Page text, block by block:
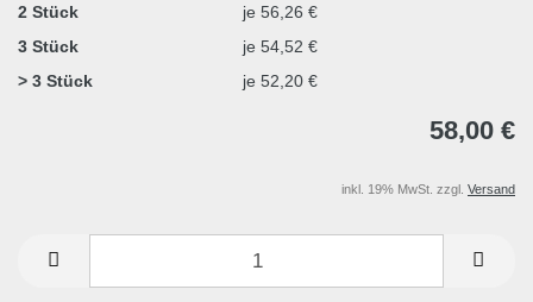
2 Stück
je 56,26 €
3 Stück
je 54,52 €
> 3 Stück
je 52,20 €
58,00 €
inkl. 19% MwSt. zzgl. Versand